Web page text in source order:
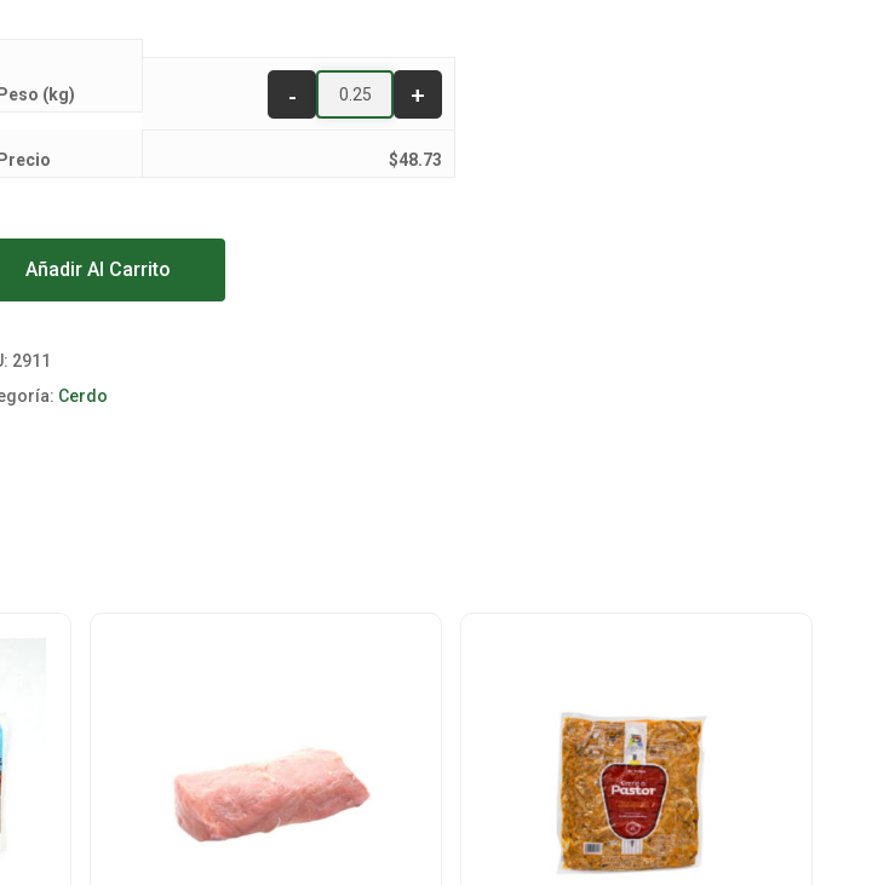
Peso (kg)
Precio $48.73
Añadir Al Carrito
2911
Cerdo